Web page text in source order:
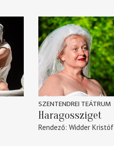
SZENTENDREI TEÁTRUM
Haragossziget
Rendező Widder Kristóf